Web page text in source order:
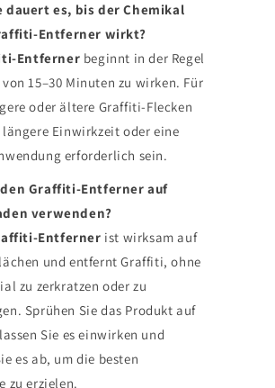
dauert es, bis der Chemikal
Entferner wirkt?
Entferner beginnt in der Regel
15–30 Minuten zu wirken. Für
oder ältere Graffiti-Flecken
längere Einwirkzeit oder eine
erforderlich sein.
Graffiti-Entferner auf
verwenden?
Entferner ist wirksam auf
und entfernt Graffiti, ohne
zu zerkratzen oder zu
Sprühen Sie das Produkt auf
Sie es einwirken und
es ab, um die besten
zu erzielen.